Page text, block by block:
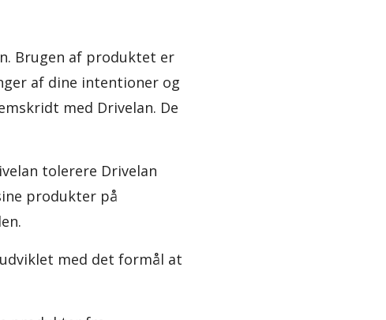
Brugen af produktet er
af dine intentioner og
med Drivelan. De
tolerere Drivelan
produkter på
med det formål at